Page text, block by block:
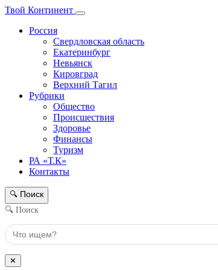
Твой Континент
Россия
Свердловская область
Екатеринбург
Невьянск
Кировград
Верхний Тагил
Рубрики
Общество
Происшествия
Здоровье
Финансы
Туризм
РА «Т.К»
Контакты
🔍 Поиск
🔍 Поиск
✕